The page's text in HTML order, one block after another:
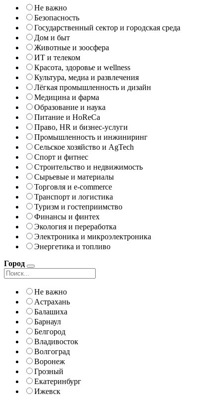
Не важно
Безопасность
Государственный сектор и городская среда
Дом и быт
Животные и зоосфера
ИТ и телеком
Красота, здоровье и wellness
Культура, медиа и развлечения
Лёгкая промышленность и дизайн
Медицина и фарма
Образование и наука
Питание и HoReCa
Право, HR и бизнес-услуги
Промышленность и инжиниринг
Сельское хозяйство и AgTech
Спорт и фитнес
Строительство и недвижимость
Сырьевые и материалы
Торговля и e-commerce
Транспорт и логистика
Туризм и гостеприимство
Финансы и финтех
Экология и переработка
Электроника и микроэлектроника
Энергетика и топливо
Город
Не важно
Астрахань
Балашиха
Барнаул
Белгород
Владивосток
Волгоград
Воронеж
Грозный
Екатеринбург
Ижевск